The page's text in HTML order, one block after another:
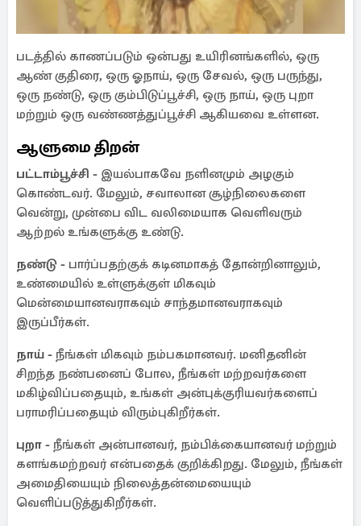
படத்தில் காணப்படும் ஒன்பது உயிரினங்களில், ஒரு
ஆண் குதிரை, ஒரு ஓநாய், ஒரு சேவல், ஒரு பருந்து,
ஒரு நண்டு, ஒரு கும்பிடுப்பூச்சி, ஒரு நாய், ஒரு புறா
மற்றும் ஒரு வண்ணத்துப்பூச்சி ஆகியவை உள்ளன.
ஆளுமை திறன்
பட்டாம்பூச்சி - இயல்பாகவே நளினமும் அழகும்
கொண்டவர். மேலும், சவாலான சூழ்நிலைகளை
வென்று, முன்பை விட வலிமையாக வெளிவரும்
ஆற்றல் உங்களுக்கு உண்டு.
நண்டு - பார்ப்பதற்குக் கடினமாகத் தோன்றினாலும்,
உண்மையில் உள்ளுக்குள் மிகவும்
மென்மையானவராகவும் சாந்தமானவராகவும்
இருப்பீர்கள்.
நாய் - நீங்கள் மிகவும் நம்பகமானவர். மனிதனின்
சிறந்த நண்பனைப் போல, நீங்கள் மற்றவர்களை
மகிழ்விப்பதையும், உங்கள் அன்புக்குரியவர்களைப்
பராமரிப்பதையும் விரும்புகிறீர்கள்.
புறா - நீங்கள் அன்பானவர், நம்பிக்கையானவர் மற்றும்
களங்கமற்றவர் என்பதைக் குறிக்கிறது. மேலும், நீங்கள்
அமைதியையும் நிலைத்தன்மையையும்
வெளிப்படுத்துகிறீர்கள்.